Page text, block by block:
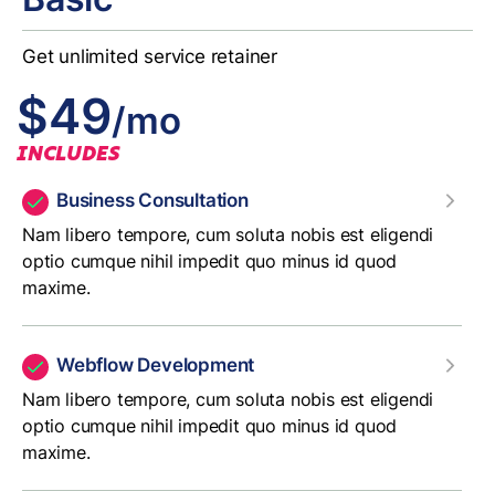
Get unlimited service retainer
$49/mo
INCLUDES
Business Consultation
Nam libero tempore, cum soluta nobis est eligendi
optio cumque nihil impedit quo minus id quod
maxime.
Webflow Development
Nam libero tempore, cum soluta nobis est eligendi
optio cumque nihil impedit quo minus id quod
maxime.